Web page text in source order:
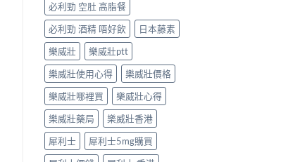
必利勁 空肚 高脂餐
必利勁 酒精 唔好飲
日本藤素
樂威壯
樂威壯ptt
樂威壯使用心得
樂威壯價格
樂威壯哪裡買
樂威壯心得
樂威壯藥局
樂威壯香港
犀利士
犀利士5mg購買